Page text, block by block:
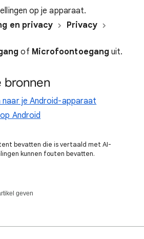
op je apparaat.
en privacy
Privacy
of Microfoontoegang uit.
bronnen
naar je Android-apparaat
Android
bevatten die is vertaald met AI-
kunnen fouten bevatten.
geven